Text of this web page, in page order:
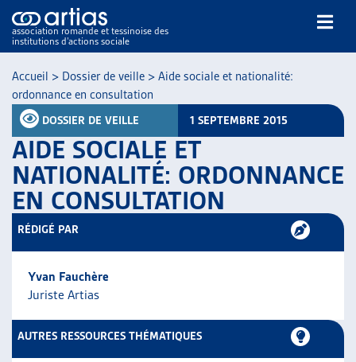
association romande et tessinoise des
institutions d’actions sociale
NOS PUBLICATIONS
ARTICLES
RESSOURCES
THÉMATIQUES
GUIDE SOCIAL ROMAND
Accueil > Dossier de veille > Aide sociale et nationalité:
ordonnance en consultation
DOSSIER DE VEILLE 1 SEPTEMBRE 2015
AIDE SOCIALE ET
NATIONALITÉ: ORDONNANCE
EN CONSULTATION
RÉDIGÉ PAR
Yvan Fauchère
Juriste Artias
AUTRES RESSOURCES THÉMATIQUES